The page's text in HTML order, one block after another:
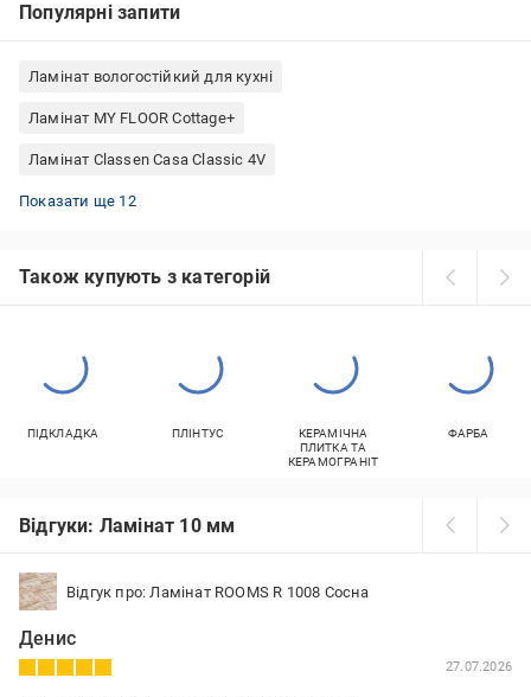
Популярні запити
Ламінат вологостійкий для кухні
Ламінат MY FLOOR Cottage+
Ламінат Classen Casa Classic 4V
Ламінат Kronotex Amazone
Ламінат Tarkett Еллада
Ламінат Classen Casa Normann 4V
Ламінат Kronotex 33/АС5
Ламінат Rezult Promo
Ламінат вологостійкий 33/АС5
Ламінат MY FLOOR Residence
Ламінат Swiss Krono Parfe Floor
Ламінат 32/АС4 Німеччина
Ламінат Kronotex Німеччина
Ламінат Kronotex Mammut V4
Ламінат Kronospan Castello Classic
Показати ще 12
Також купують з категорій
ПІДКЛАДКА ПЛІНТУС
КЕРАМІЧНА
ПЛИТКА ТА
КЕРАМОГРАНІТ
ФАРБА
Відгуки: Ламінат 10 мм
Відгук про: Ламінат ROOMS R 1008 Сосна
Денис
27.07.2026